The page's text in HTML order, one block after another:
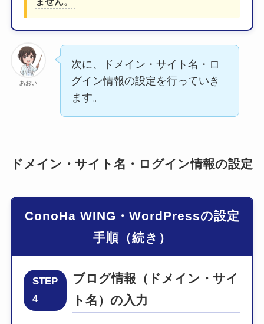
あおい
次に、
ドメイン・サイト名・ロ
グイン情報の設定を行っていき
ます。
ドメイン・サイト名・ログイン情報の設定
ConoHa WING・WordPressの設定
手順（続き）
STEP
4
ブログ情報（ドメイン・サイ
ト名）の入力